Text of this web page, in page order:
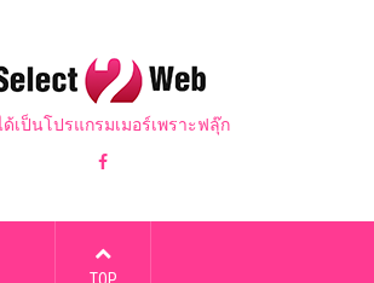
ด้เป็นโปรแกรมเมอร์เพราะฟลุ๊ก